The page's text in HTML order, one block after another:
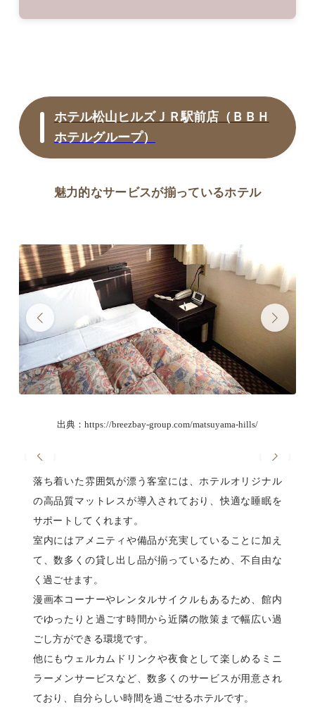
ホテル松山ヒルズＪＲ駅前店（ＢＢＨ
ホテルグループ）
魅力的なサービスが揃っているホテル
出典：https://breezbay-group.com/matsuyama-hills/
落ち着いた雰囲気が漂う客室には、ホテルオリジナル
の高品質マットレスが導入されており、快適な睡眠を
サポートしてくれます。
室内にはアメニティや備品が充実していることに加え
て、数多くの貸し出し品が揃っているため、不自由な
く過ごせます。
漫画本コーナーやレンタルサイクルもあるため、館内
でゆったりと過ごす時間から近隣の散策まで幅広い過
ごし方ができる環境です。
他にもウェルカムドリンクや夜食として楽しめるミニ
ラーメンサービスなど、数多くのサービスが用意され
ており、自分らしい時間を過ごせるホテルです。